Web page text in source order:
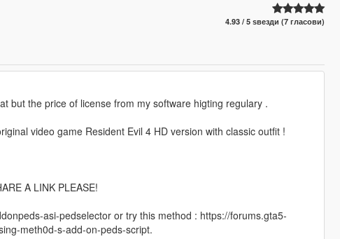
4.93 / 5 ѕвезди (7 гласови)
but the price of license from my software higting regulary .
video game Resident Evil 4 HD version with classic outfit !
A LINK PLEASE!
asi-pedselector or try this method : https://forums.gta5-
meth0d-s-add-on-peds-script.